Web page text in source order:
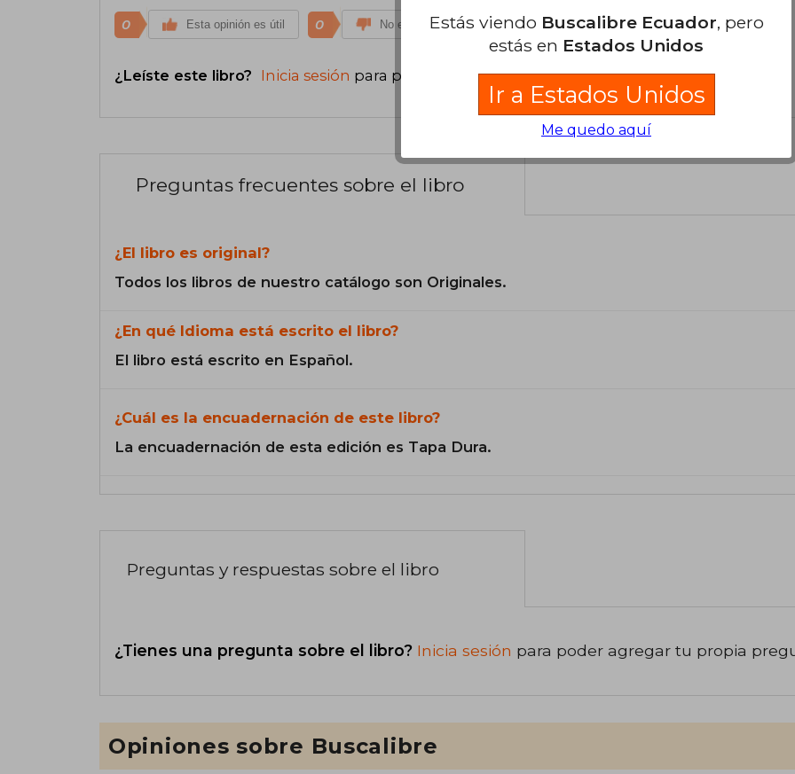
0 Esta opinión es útil 0 No es útil
¿Leíste este libro? Inicia sesión para poder agregar tu propia evaluación.
Preguntas frecuentes sobre el libro
¿El libro es original?
Todos los libros de nuestro catálogo son Originales.
¿En qué Idioma está escrito el libro?
El libro está escrito en Español.
¿Cuál es la encuadernación de este libro?
La encuadernación de esta edición es Tapa Dura.
Preguntas y respuestas sobre el libro
¿Tienes una pregunta sobre el libro? Inicia sesión para poder agregar tu propia
Opiniones sobre Buscalibre
Estás viendo Buscalibre Ecuador, pero
estás en Estados Unidos
Ir a Estados Unidos
Me quedo aquí